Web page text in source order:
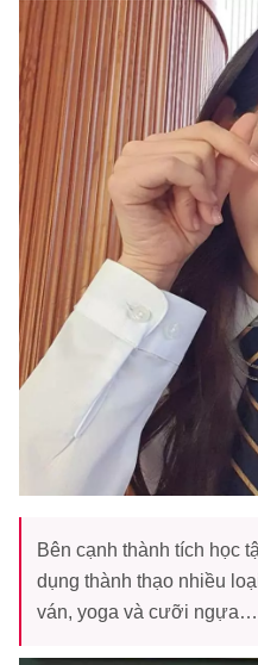
Bên cạnh thành tích học
dụng thành thạo nhiều
ván, yoga và cưỡi ngựa…